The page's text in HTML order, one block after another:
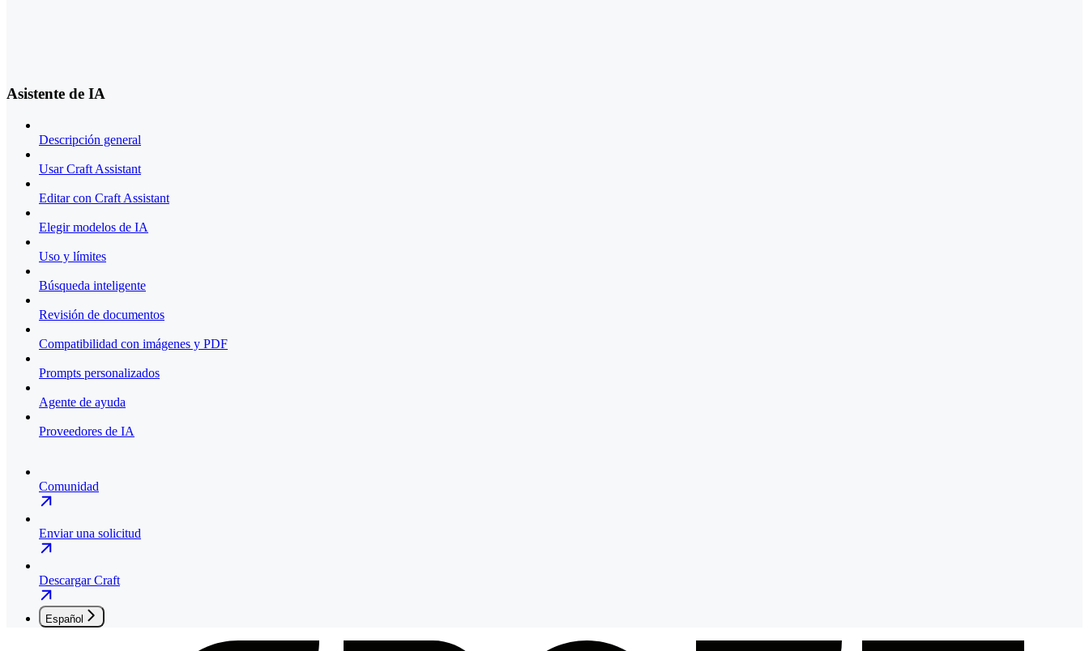
Asistente de IA
Descripción general
Usar Craft Assistant
Editar con Craft Assistant
Elegir modelos de IA
Uso y límites
Búsqueda inteligente
Revisión de documentos
Compatibilidad con imágenes y PDF
Prompts personalizados
Agente de ayuda
Proveedores de IA
Comunidad
Enviar una solicitud
Descargar Craft
Español